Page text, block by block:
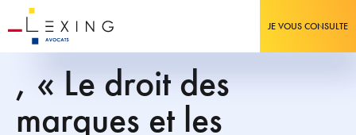
JE VOUS CONSULTE
, « Le droit des
marques et les